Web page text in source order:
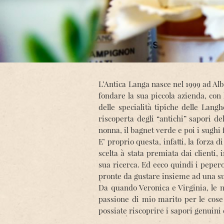
L’Antica Langa nasce nel 1999 ad
fondare la sua piccola azienda,
delle specialità tipiche delle
riscoperta degli “antichi” sapori
nonna, il bagnet verde e poi i
E’ proprio questa, infatti, la forza
scelta à stata premiata dai clienti,
sua ricerca. Ed ecco quindi i
pronte da gustare insieme ad una
Da quando Veronica e Virginia, le
passione di mio marito per le
possiate riscoprire i sapori genuini